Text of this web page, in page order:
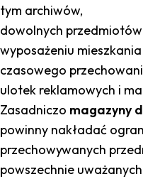
tym archiwów,
dowolnych
wyposażeniu
czasowego
ulotek reklamowych i
Zasadniczo magazyny
powinny nakładać
przechowywanych
powszechnie